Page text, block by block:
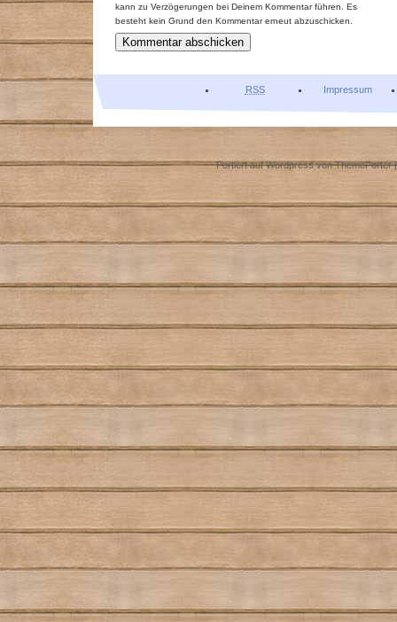
kann zu Verzögerungen bei Deinem Kommentar führen. Es
besteht kein Grund den Kommentar erneut abzuschicken.
RSS Impressum
Portiert auf Wordpress vonThemePorter|